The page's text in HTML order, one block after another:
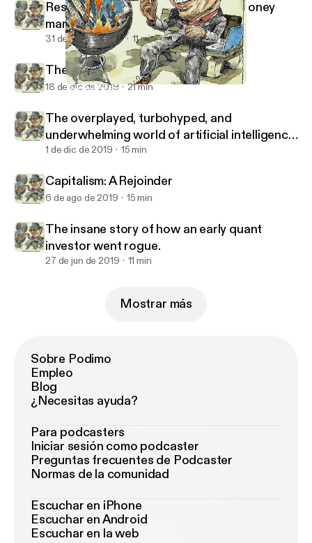
The Hedge Fund That Wasn’t
Restaurants are being destroyed. Money
managers should be scared.
31 de mar de 2020 11 min
The Hedge Fund That Wasn’t
18 de dic de 2019 21 min
The overplayed, turbohyped, and
underwhelming world of artificial intelligence
in investing.
1 de dic de 2019 15 min
Capitalism: A Rejoinder
6 de ago de 2019 15 min
The insane story of how an early quant
investor went rogue.
27 de jun de 2019 11 min
Mostrar más
Sobre Podimo
Empleo
Blog
¿Necesitas ayuda?
Para podcasters
Iniciar sesión como podcaster
Preguntas frecuentes de Podcaster
Normas de la comunidad
Escuchar en iPhone
Escuchar en Android
Escuchar en la web